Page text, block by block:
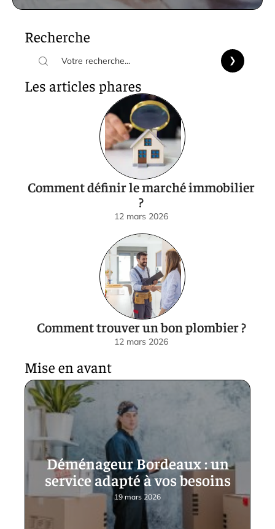
Recherche
Les articles phares
Comment définir le marché immobilier
?
12 mars 2026
Comment trouver un bon plombier ?
12 mars 2026
Mise en avant
Déménageur Bordeaux : un
service adapté à vos besoins
19 mars 2026